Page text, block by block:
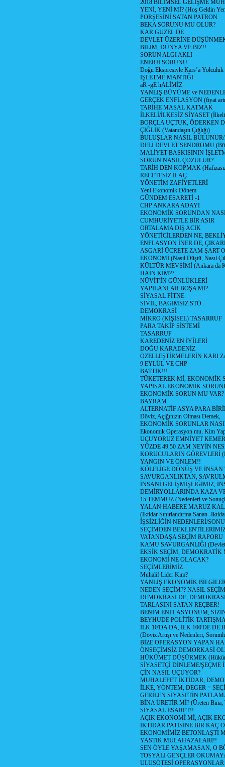
2018 BİLİMSEL GELİŞME
YENİ, YENİ Mİ? (Hoş Geldin
PORŞESİNİ SATAN PATRON
BEKA SORUNU MU OLUR?
KAR GÜZEL DE
DEVLET ÜZERİNE
BİLİM, DÜNYA VE BİZ!!
SORUN ALGI AKLI
ENERJİ SORUNU
Doğu Ekspresiyle Kars’a Yolculuk
İŞLETME MANTIĞI
aR -gE hALİMİZ
YANLIŞ BÜYÜME ve
GERÇEK ENFLASYON (fiyat
TARİHE MASAL KATMAK
İLKELİ/İLKESİZ SİYASET
BORÇLA UÇTUK, ÖDERKEN
ÇIĞLIK (Vatandaşın Çığlığı)
BULUŞLAR NASIL
DELİ DEVLET SENDROMU
MALİYET BASKISININ
SORUN NASIL ÇÖZÜLÜR?
TARİH DEN KOPMAK
RECETESİZ İLAÇ
YÖNETİM ZAFİYETLERİ
Yeni Ekonomik Dönem
GÜNDEM ESARETİ -1
CHP ANKARA ADAYI
EKONOMİK SORUNDAN
CUMHURİYETLE BİR ASIR
ORTALAMA DIŞ ACIK
YÖNETİCİLERDEN NE,
ENFLASYON İNER DE,
ASGARİ ÜCRETE ZAM ŞART
EKONOMİ (Nasıl Düştü, Nasıl
KÜLTÜR MEVSİMİ (Ankara da
HAİN KİM??
NÜVİT'İN GÜNLÜKLERİ
YAPILANLAR BOŞA MI?
SİYASAL FİTNE
SİVİL, BAGIMSIZ STÖ
DEMOKRASİ
MİKRO (KİŞİSEL) TASARRUF
PARA TAKİP SİSTEMİ
TASARRUF
KAREDENİZ EN İYİLERİ
DOĞU KARADENİZ
ÖZELLEŞTİRMELERİN KARI
9 EYLÜL VE CHP
BATTIK!!!
TÜKETEREK Mİ, EKONOMİK
YAPISAL EKONOMİK
EKONOMİK SORUN MU VAR?
BAYRAM
ALTERNATİF ASYA PARA
Döviz, Açığınızın Olması Demek,
EKONOMİK SORUNLAR
Ekonomik Operasyon mu, Kim
UÇUYORUZ EMNİYET
YÜZDE 49.50 ZAM NEYİN
KORUCULARIN GÖREVLERİ
YANGIN VE ÖNLEM!!
KÖLELİGE DÖNÜŞ VE İNSAN
SAVURGANLIKTAN,
İNSANİ GELİŞMİŞLİĞİMİZ,
DEMİRYOLLARINDA KAZA
15 TEMMUZ (Nedenleri ve
YALAN HABERE MARUZ
(İktidar Sınırlandırma Sanatı -
İŞSİZLİĞİN NEDENLERİ/
SEÇİMDEN
VATANDAŞA SEÇİM RAPORU
KAMU SAVURGANLIĞI (Devlet
EKSİK SEÇİM, DEMOKRATİK
EKONOMİ NE OLACAK?
SEÇİMLERİMİZ
Muhalif Lider Kim?
YANLIŞ EKONOMİK
NEDEN SEÇİM?? NASIL
DEMOKRASİ DE,
TARLASINI SATAN REÇBER!
BENİM ENFLASYONUM,
BEYHUDE POLİTİK
İLK 10'DA DA, İLK 100'DE DE
(Döviz Artışı ve Nedenleri,
BİZE OPERASYON YAPAN
ÖNSEÇİMSİZ DEMORKASİ
HÜKÜMET DÜŞÜRMEK
SİYASETÇİ DİNLEME/ŞEÇME
ÇİN NASIL UÇUYOR?
MUHALEFET İKTİDAR,
İLKE, YÖNTEM, DEGER =
GERİLEN SİYASETİN
BİNA ÜRETİR Mİ? (Üreten Bina,
SİYASAL ESARET!!
AÇIK EKONOMİ Mİ, AÇIK
İKTİDAR PATİSİNE BİR KAÇ
EKONOMİMİZ BETONLAŞTI
YASTIK MÜLAHAZALARI!!
SEN ÖYLE YAŞAMASAN, O
TOSYALI GENÇLER
ULUSÖTESİ OPERASYONLAR